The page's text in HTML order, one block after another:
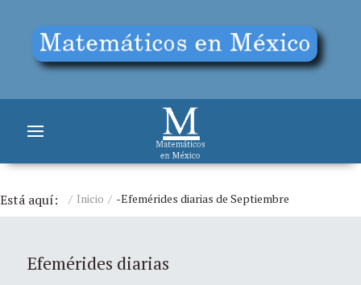
Está aquí: Inicio -Efemérides diarias de Septiembre
Efemérides diarias